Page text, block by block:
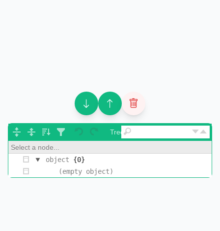
Tree ▾
Select a node...
object
{0}
(empty object)